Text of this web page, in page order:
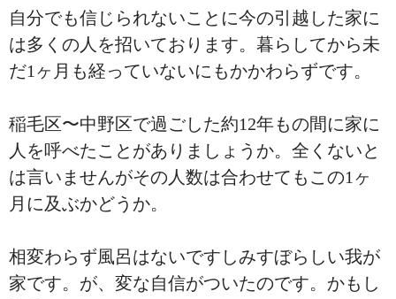
自分でも信じられないことに今の引越した家に
は多くの人を招いております。暮らしてから未
だ1ヶ月も経っていないにもかかわらずです。
稲毛区〜中野区で過ごした約12年もの間に家に
人を呼べたことがありましょうか。全くないと
は言いませんがその人数は合わせてもこの1ヶ
月に及ぶかどうか。
相変わらず風呂はないですしみすぼらしい我が
家です。が、変な自信がついたのです。かもし